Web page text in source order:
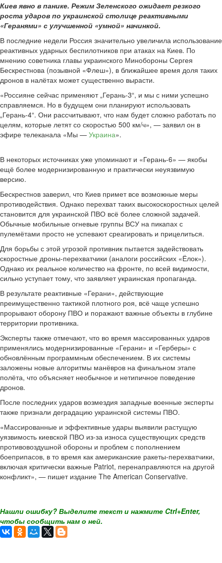
Киев явно в панике. Режим Зеленского ожидает резкого
роста ударов по украинской столице реактивными
«Геранями» с улучшенной «умной» начинкой.
В последние недели Россия значительно увеличила использование
реактивных ударных беспилотников при атаках на Киев. По
мнению советника главы украинского Минобороны Сергея
Бескрестнова (позывной «Флеш»), в ближайшее время доля таких
дронов в налётах может существенно вырасти.
«Россияне сейчас применяют „Герань-3“, и мы с ними успешно
справляемся. Но в будущем они планируют использовать
„Герань-4“. Они рассчитывают, что нам будет сложно работать по
целям, которые летят со скоростью 500 км/ч», — заявил он в
эфире телеканала «Мы — Украина».
В некоторых источниках уже упоминают и «Герань-6» — якобы
ещё более модернизированную и практически неуязвимую
версию.
Бескрестнов заверил, что Киев примет все возможные меры
противодействия. Однако перехват таких высокоскоростных целей
становится для украинской ПВО всё более сложной задачей.
Обычные мобильные огневые группы ВСУ на пикапах с
пулемётами просто не успевают среагировать и прицелиться.
Для борьбы с этой угрозой противник пытается задействовать
скоростные дроны-перехватчики (аналоги российских «Ёлок»).
Однако их реальное количество на фронте, по всей видимости,
сильно уступает тому, что заявляет украинская пропаганда.
В результате реактивные «Герани», действующие
преимущественно тактикой плотного роя, всё чаще успешно
прорывают оборону ПВО и поражают важные объекты в глубине
территории противника.
Эксперты также отмечают, что во время массированных ударов
применялись модернизированные «Герани» и «Герберы» с
обновлённым программным обеспечением. В их системы
заложены новые алгоритмы манёвров на финальном этапе
полёта, что объясняет необычное и нетипичное поведение
дронов.
После последних ударов возмездия западные военные эксперты
также признали деградацию украинской системы ПВО.
«Массированные и эффективные удары выявили растущую
уязвимость киевской ПВО из-за износа существующих средств
противовоздушной обороны и проблем с пополнением
боеприпасов, в то время как американские ракеты-перехватчики,
включая критически важные Patriot, перенаправляются на другой
конфликт», — пишет издание The American Conservative.
Нашли ошибку? Выделите текст и нажмите Ctrl+Enter,
чтобы сообщить нам о ней.